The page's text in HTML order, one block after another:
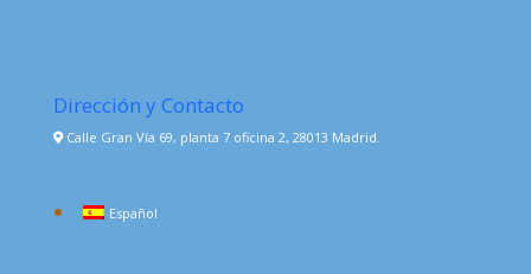
Dirección y Contacto
Calle Gran Vía 69, planta 7 oficina 2, 28013 Madrid.
Español